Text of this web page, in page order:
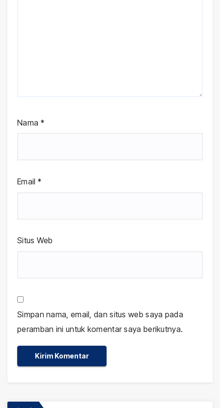
Nama *
Email *
Situs Web
Simpan nama, email, dan situs web saya pada
peramban ini untuk komentar saya berikutnya.